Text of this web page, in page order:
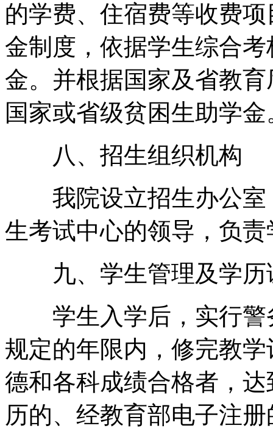
的学费、住宿费等收费
金制度，依据学生综合
金。并根据国家及省教
国家或省级贫困生助学金
八、招生组织机构
我院设立招生办公室
生考试中心的领导，负
九、学生管理及学历
学生入学后，实行警
规定的年限内，修完教
德和各科成绩合格者，
历的、经教育部电子注